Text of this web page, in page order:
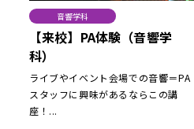
音響学科
【来校】PA体験（音響学
科）
ライブやイベント会場での音響＝PA
スタッフに興味があるならこの講
座！...